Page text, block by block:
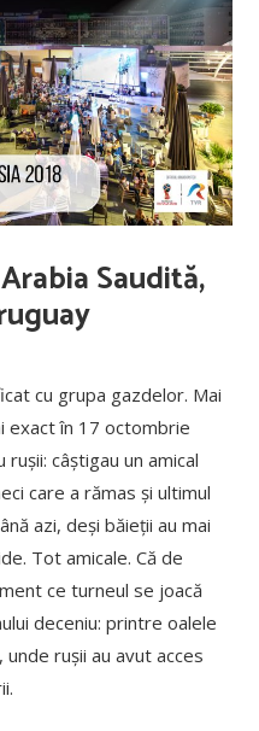
Saudită,
cu grupa gazdelor. Mai
exact în 17 octombrie
câștigau un amical
care a rămas și ultimul
azi, deși băieții au mai
Tot amicale. Că de
ce turneul se joacă
deceniu: printre oalele
rușii au avut acces